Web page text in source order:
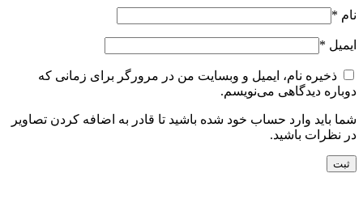
نام *
ایمیل *
ذخیره نام، ایمیل و وبسایت من در مرورگر برای زمانی که
دوباره دیدگاهی می‌نویسم.
شما باید وارد حساب خود شده باشید تا قادر به اضافه کردن تصاویر
در نظرات باشید.